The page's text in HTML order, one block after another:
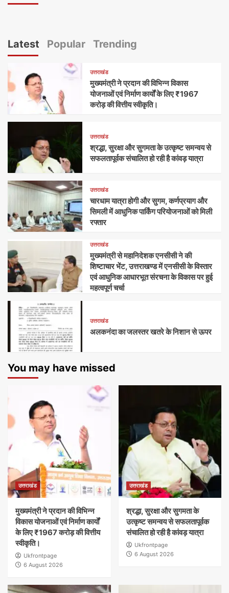
Latest Popular Trending
उत्तराखंड
मुख्यमंत्री ने प्रदान की विभिन्न विकास
योजनाओं एवं निर्माण कार्यों के लिए ₹1967
करोड़ की वित्तीय स्वीकृति।
उत्तराखंड
श्रद्धा, सुरक्षा और सुगमता के उत्कृष्ट समन्वय से
सफलतापूर्वक संचालित हो रही है कांवड़ यात्रा
उत्तराखंड
चारधाम यात्रा होगी और सुगम, कर्णप्रयाग और
सिमली में आधुनिक पार्किंग परियोजनाओं को मिली
रफ्तार
उत्तराखंड
मुख्यमंत्री से महानिदेशक एनसीसी ने की
शिष्टाचार भेंट, उत्तराखण्ड में एनसीसी के विस्तार
एवं आधुनिक आधारभूत संरचना के विकास पर हुई
महत्वपूर्ण चर्चा
उत्तराखंड
अलकनंदा का जलस्तर खतरे के निशान से ऊपर
You may have missed
उत्तराखंड
मुख्यमंत्री ने प्रदान की विभिन्न
विकास योजनाओं एवं निर्माण कार्यों
के लिए ₹1967 करोड़ की वित्तीय
स्वीकृति।
Ukfrontpage
6 August 2026
उत्तराखंड
श्रद्धा, सुरक्षा और सुगमता के
उत्कृष्ट समन्वय से सफलतापूर्वक
संचालित हो रही है कांवड़ यात्रा
Ukfrontpage
6 August 2026